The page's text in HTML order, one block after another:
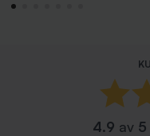
4.9 av 5